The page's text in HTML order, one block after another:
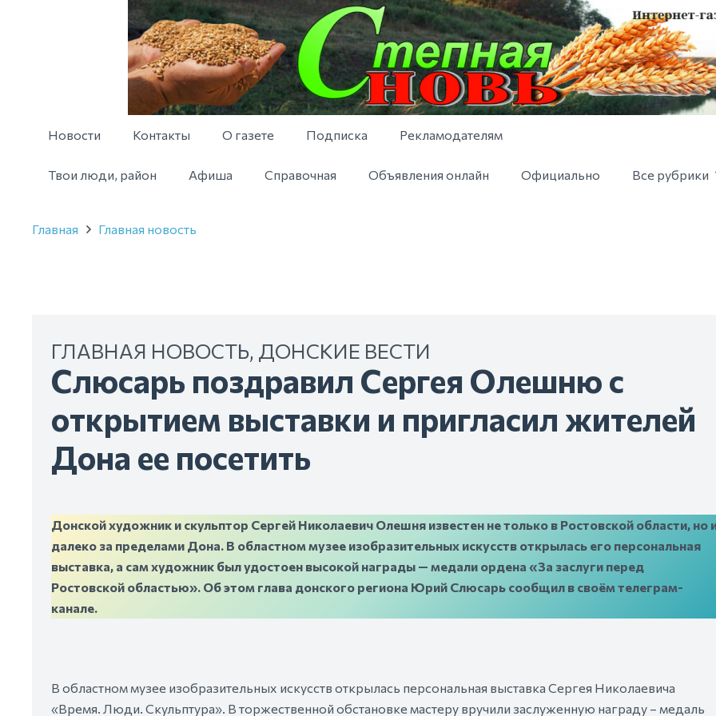
Новости Контакты О газете Подписка Рекламодателям
Твои люди, район Афиша Справочная Объявления онлайн Официально Все рубрики
Главная Главная новость
ГЛАВНАЯ НОВОСТЬ, ДОНСКИЕ ВЕСТИ
Слюсарь поздравил Сергея Олешню с
открытием выставки и пригласил жителей
Дона ее посетить
Донской художник и скульптор Сергей Николаевич Олешня известен не только в Ростовской области, но
далеко за пределами Дона. В областном музее изобразительных искусств открылась его персональная
выставка, а сам художник был удостоен высокой награды — медали ордена «За заслуги перед
Ростовской областью». Об этом глава донского региона Юрий Слюсарь сообщил в своём телеграм-
канале.
В областном музее изобразительных искусств открылась персональная выставка Сергея Николаевича
«Время. Люди. Скульптура». В торжественной обстановке мастеру вручили заслуженную награду – медаль